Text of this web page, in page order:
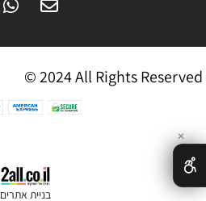
© 2024 All Rights Reserved
בניית אתרים
✕